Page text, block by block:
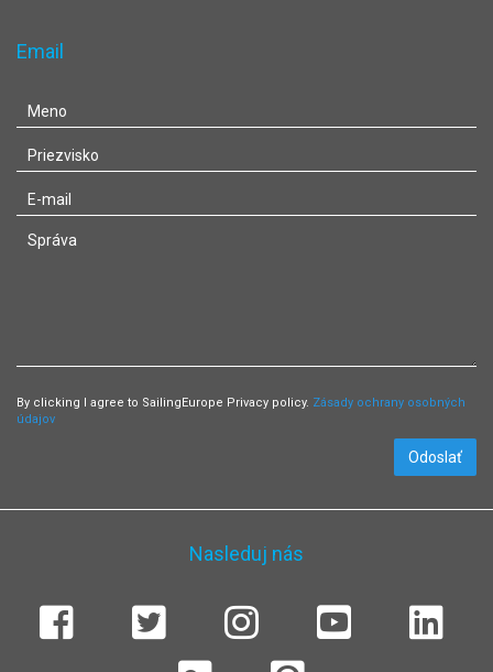
Email
By clicking I agree to SailingEurope Privacy policy. Zásady ochrany osobných
údajov
Odoslať
Nasleduj nás